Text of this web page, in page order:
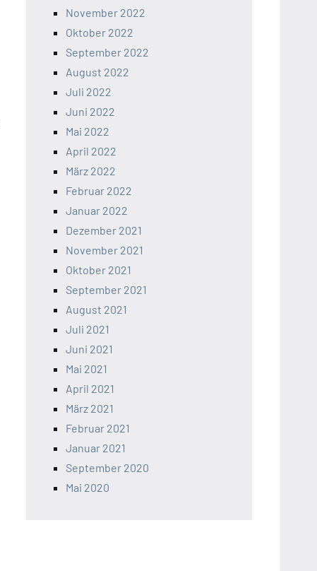
November 2022
Oktober 2022
September 2022
August 2022
Juli 2022
Juni 2022
Mai 2022
April 2022
März 2022
Februar 2022
Januar 2022
Dezember 2021
November 2021
Oktober 2021
September 2021
August 2021
Juli 2021
Juni 2021
Mai 2021
April 2021
März 2021
Februar 2021
Januar 2021
September 2020
Mai 2020